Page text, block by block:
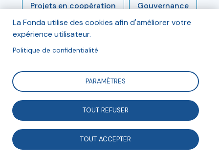
Projets en coopération Gouvernance
Engagement Modèles socio-économiques
Enjeux sociétaux
Associations et démocratie
La Fonda utilise des cookies afin d'améliorer votre
expérience utilisateur.
Politique de confidentialité
PARAMÈTRES
TOUT REFUSER
TOUT ACCEPTER